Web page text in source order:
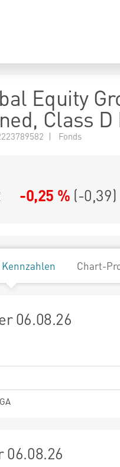
Equity
Class D
| Fonds
-0,25 % (-0,39)
Chart-
06.08.26
06.08.26